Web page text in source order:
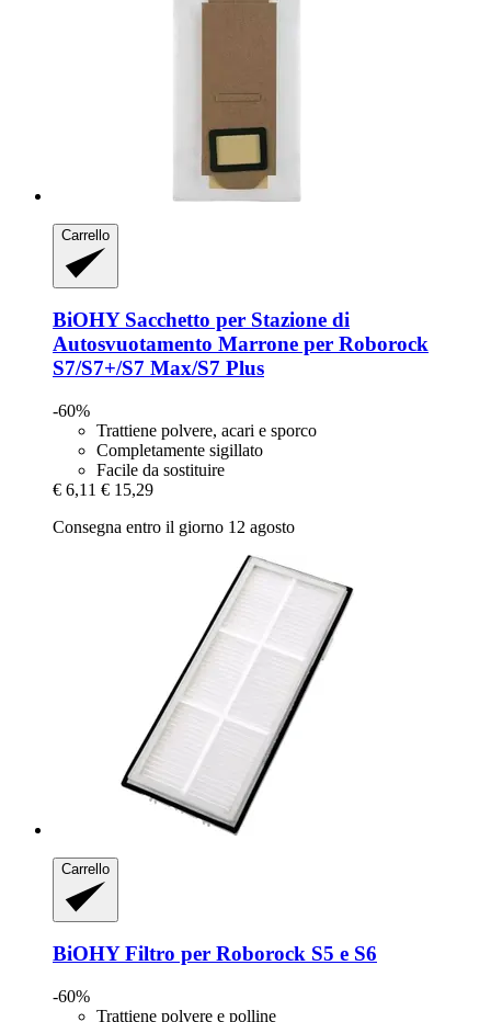
Carrello
BiOHYSacchetto per Stazione di
Autosvuotamento Marrone per Roborock
S7/S7+/S7 Max/S7 Plus
-60%
Trattiene polvere, acari e sporco
Completamente sigillato
Facile da sostituire
€ 6,11 € 15,29
Consegna entro il giorno 12 agosto
Carrello
BiOHYFiltro per Roborock S5 e S6
-60%
Trattiene polvere e polline